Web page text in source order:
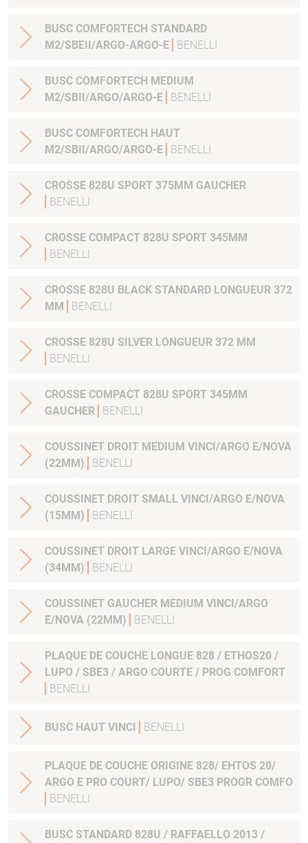
BUSC COMFORTECH STANDARD
M2/SBEII/ARGO-ARGO-E
BENELLI
BUSC COMFORTECH MEDIUM
M2/SBII/ARGO/ARGO-E
BENELLI
BUSC COMFORTECH HAUT
M2/SBII/ARGO/ARGO-E
BENELLI
CROSSE 828U SPORT 375MM GAUCHER
BENELLI
CROSSE COMPACT 828U SPORT 345MM
BENELLI
CROSSE 828U BLACK STANDARD LONGUEUR 372
MM
BENELLI
CROSSE 828U SILVER LONGUEUR 372 MM
BENELLI
CROSSE COMPACT 828U SPORT 345MM
GAUCHER
BENELLI
COUSSINET DROIT MEDIUM VINCI/ARGO E/NOVA
(22MM)
BENELLI
COUSSINET DROIT SMALL VINCI/ARGO E/NOVA
(15MM)
BENELLI
COUSSINET DROIT LARGE VINCI/ARGO E/NOVA
(34MM)
BENELLI
COUSSINET GAUCHER MEDIUM VINCI/ARGO
E/NOVA (22MM)
BENELLI
PLAQUE DE COUCHE LONGUE 828 / ETHOS20 /
LUPO / SBE3 / ARGO COURTE / PROG COMFORT
BENELLI
BUSC HAUT VINCI BENELLI
PLAQUE DE COUCHE ORIGINE 828/ EHTOS 20/
ARGO E PRO COURT/ LUPO/ SBE3 PROGR COMFO
BENELLI
BUSC STANDARD 828U / RAFFAELLO 2013 /